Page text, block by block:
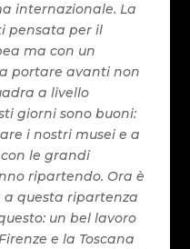
internazionale. La
pensata per il
ma con un
portare avanti non
a livello
giorni sono buoni:
i nostri musei e a
le grandi
ripartendo. Ora è
questa ripartenza
un bel lavoro
e la Toscana